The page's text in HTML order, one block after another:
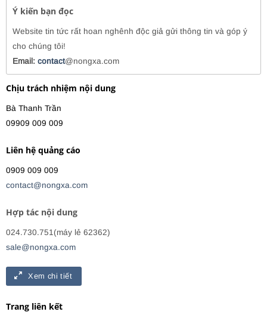
Ý kiến bạn đọc
Website tin tức rất hoan nghênh độc giả gửi thông tin và góp ý
cho chúng tôi!
Email: contact@nongxa.com
Chịu trách nhiệm nội dung
Bà Thanh Trần
09909 009 009
Liên hệ quảng cáo
0909 009 009
contact@nongxa.com
Hợp tác nội dung
024.730.751(máy lẻ 62362)
sale@nongxa.com
Xem chi tiết
Trang liên kết